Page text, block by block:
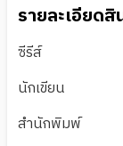
รายละเอียด
ซีรีส์
นักเขียน
สำนักพิมพ์